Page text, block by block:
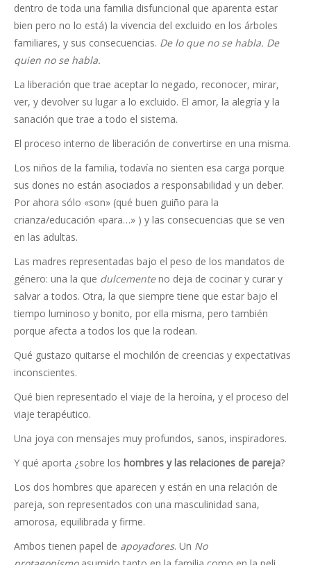
dentro de toda una familia disfuncional que aparenta estar
bien pero no lo está) la vivencia del excluido en los árboles
familiares, y sus consecuencias. De lo que no se habla. De
quien no se habla.
La liberación que trae aceptar lo negado, reconocer, mirar,
ver, y devolver su lugar a lo excluido. El amor, la alegría y la
sanación que trae a todo el sistema.
El proceso interno de liberación de convertirse en una misma.
Los niños de la familia, todavía no sienten esa carga porque
sus dones no están asociados a responsabilidad y un deber.
Por ahora sólo «son» (qué buen guiño para la
crianza/educación «para…» ) y las consecuencias que se ven
en las adultas.
Las madres representadas bajo el peso de los mandatos de
género: una la que dulcementeno deja de cocinar y curar y
salvar a todos. Otra, la que siempre tiene que estar bajo el
tiempo luminoso y bonito, por ella misma, pero también
porque afecta a todos los que la rodean.
Qué gustazo quitarse el mochilón de creencias y expectativas
inconscientes.
Qué bien representado el viaje de la heroína, y el proceso del
viaje terapéutico.
Una joya con mensajes muy profundos, sanos, inspiradores.
Y qué aporta ¿sobre los hombres y las relaciones de pareja?
Los dos hombres que aparecen y están en una relación de
pareja, son representados con una masculinidad sana,
amorosa, equilibrada y firme.
Ambos tienen papel de apoyadores. Un No